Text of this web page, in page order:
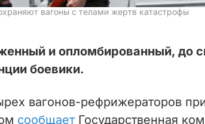
вагоны с телами жертв катастрофы
и опломбированный, до
боевики.
вагонов-рефрижераторов
сообщаетГосударственная